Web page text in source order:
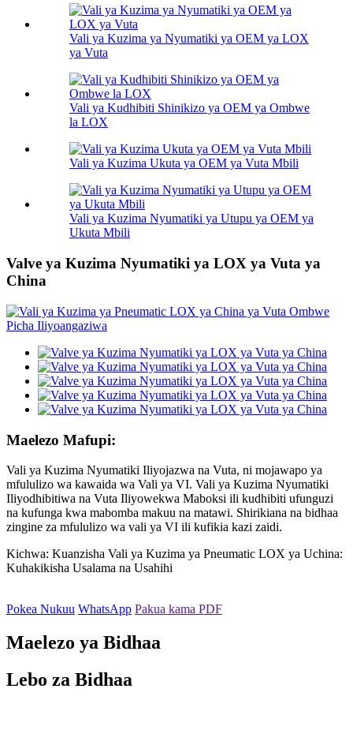
Vali ya Kuzima ya Nyumatiki ya OEM ya LOX
ya Vuta
Vali ya Kudhibiti Shinikizo ya OEM ya Ombwe
la LOX
Vali ya Kuzima Ukuta ya OEM ya Vuta Mbili
Vali ya Kuzima Nyumatiki ya Utupu ya OEM ya
Ukuta Mbili
Valve ya Kuzima Nyumatiki ya LOX ya Vuta ya
China
Maelezo Mafupi:
Vali ya Kuzima Nyumatiki Iliyojazwa na Vuta, ni mojawapo ya
mfululizo wa kawaida wa Vali ya VI. Vali ya Kuzima Nyumatiki
Iliyodhibitiwa na Vuta Iliyowekwa Maboksi ili kudhibiti ufunguzi
na kufunga kwa mabomba makuu na matawi. Shirikiana na bidhaa
zingine za mfululizo wa vali ya VI ili kufikia kazi zaidi.
Kichwa: Kuanzisha Vali ya Kuzima ya Pneumatic LOX ya Uchina:
Kuhakikisha Usalama na Usahihi
Pokea Nukuu WhatsApp Pakua kama PDF
Maelezo ya Bidhaa
Lebo za Bidhaa